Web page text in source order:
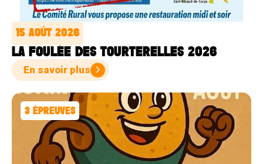
15 AOÛT 2026
LA FOULÉE DES TOURTERELLES 2026
En savoir plus
3 ÉPREUVES